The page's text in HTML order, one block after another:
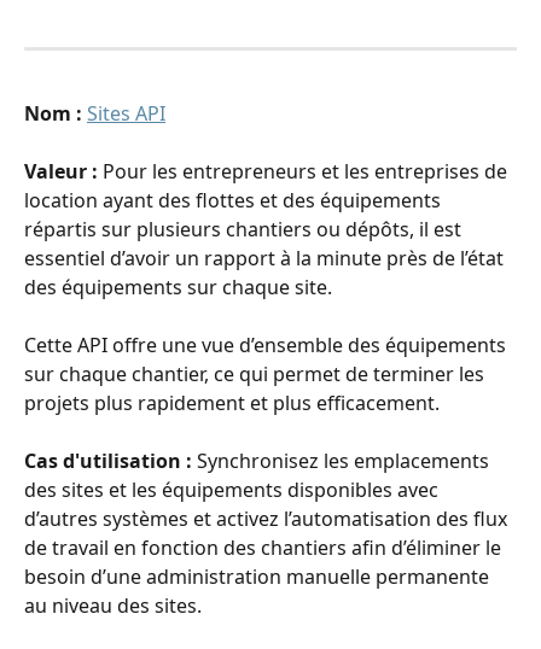
Nom : Sites API
Valeur : Pour les entrepreneurs et les entreprises de
location ayant des flottes et des équipements
répartis sur plusieurs chantiers ou dépôts, il est
essentiel d’avoir un rapport à la minute près de l’état
des équipements sur chaque site.
Cette API offre une vue d’ensemble des équipements
sur chaque chantier, ce qui permet de terminer les
projets plus rapidement et plus efficacement.
Cas d'utilisation : Synchronisez les emplacements
des sites et les équipements disponibles avec
d’autres systèmes et activez l’automatisation des flux
de travail en fonction des chantiers afin d’éliminer le
besoin d’une administration manuelle permanente
au niveau des sites.